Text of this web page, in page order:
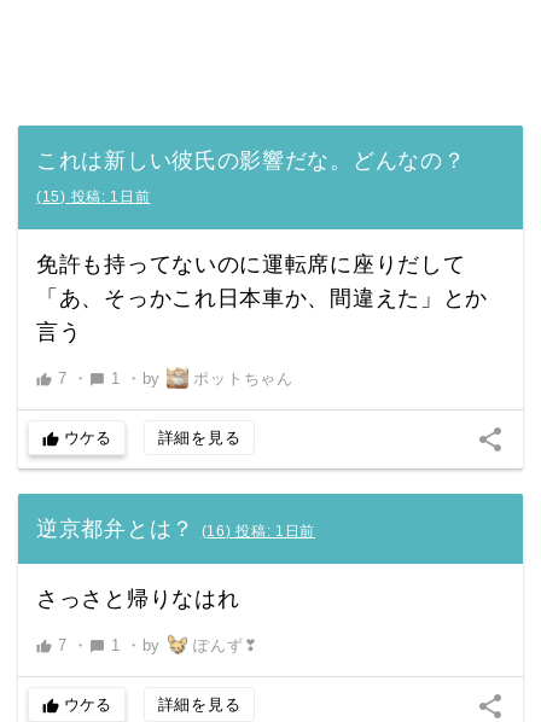
これは新しい彼氏の影響だな。どんなの？
(15) 投稿: 1日前
免許も持ってないのに運転席に座りだして
「あ、そっかこれ日本車か、間違えた」とか
言う
thumb_up 7 ・ chat_bubble 1 ・ by ポットちゃん
thumb_up ウケる 詳細を見る share
逆京都弁とは？ (16)投稿: 1日前
さっさと帰りなはれ
thumb_up 7 ・ chat_bubble 1 ・ by ぽんず❣
thumb_up ウケる 詳細を見る share